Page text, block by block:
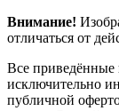
Внимание!
отличаться от
Все приведённые
исключительно
публичной